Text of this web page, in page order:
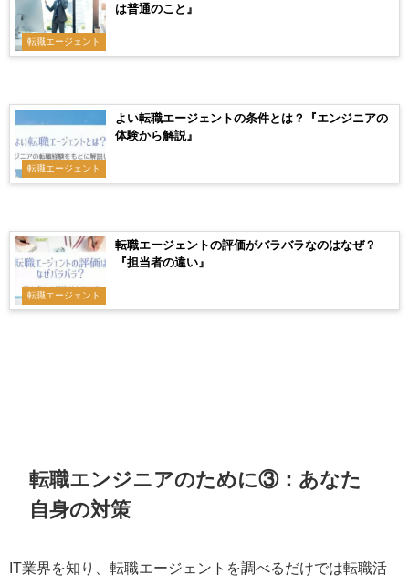
転職エージェント
は普通のこと』
転職エージェント
よい転職エージェントの条件とは？『エンジニアの
体験から解説』
転職エージェント
転職エージェントの評価がバラバラなのはなぜ？
『担当者の違い』
転職エンジニアのために③：あなた
自身の対策
IT業界を知り、転職エージェントを調べるだけでは転職活